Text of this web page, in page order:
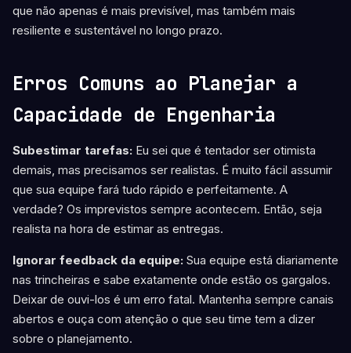
que não apenas é mais previsível, mas também mais
resiliente e sustentável no longo prazo.
Erros Comuns ao Planejar a
Capacidade de Engenharia
Subestimar tarefas: Eu sei que é tentador ser otimista
demais, mas precisamos ser realistas. É muito fácil assumir
que sua equipe fará tudo rápido e perfeitamente. A
verdade? Os imprevistos sempre acontecem. Então, seja
realista na hora de estimar as entregas.
Ignorar feedback da equipe: Sua equipe está diariamente
nas trincheiras e sabe exatamente onde estão os gargalos.
Deixar de ouvi-los é um erro fatal. Mantenha sempre canais
abertos e ouça com atenção o que seu time tem a dizer
sobre o planejamento.